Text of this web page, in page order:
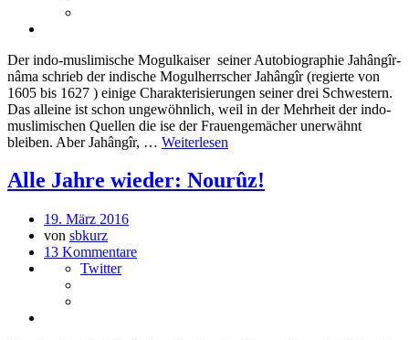
Der indo-muslimische Mogulkaiser seiner Autobiographie Jahângîr-
nâma schrieb der indische Mogulherrscher Jahângîr (regierte von
1605 bis 1627 ) einige Charakterisierungen seiner drei Schwestern.
Das alleine ist schon ungewöhnlich, weil in der Mehrheit der indo-
muslimischen Quellen die ise der Frauengemächer unerwähnt
bleiben. Aber Jahângîr, … Weiterlesen
Alle Jahre wieder: Nourûz!
19. März 2016
von sbkurz
13 Kommentare
Twitter